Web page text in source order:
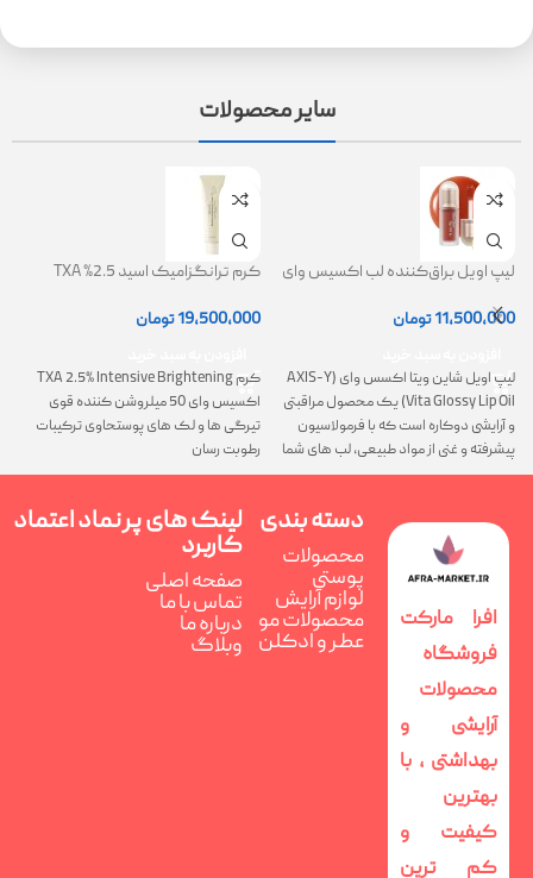
سایر محصولات
لیپ اویل براق‌کننده لب اکسیس وای
11,500,000تومان
لیپ اویل شاین ویتا اکسس وای (AXIS-Y
Vita Glossy Lip Oil) یک محصول مراقبتی
و آرایشی دوکاره است که با فرمولاسیون
پیشرفته و غنی از مواد طبیعی، لب های شما
را همزمان ترمیم، تغذیه و فوق العاده
کرم ترانگزامیک اسید 2.5% TXA
19,500,000تومان
کرم TXA 2.5% Intensive Brightening
اکسیس وای 50 میلروشن کننده قوی
تیرگی ها و لک های پوستحاوی ترکیبات
رطوبت رسان
افرا مارکت
فروشگاه
محصولات
آرایشی و
بهداشتی ، با
بهترین
کیفیت و
کم ترین
دسته بندی
محصولات
پوستی
لوازم آرایش
محصولات مو
عطر و ادکلن
لینک های پر
کاربرد
صفحه اصلی
تماس با ما
درباره ما
وبلاگ
نماد اعتماد